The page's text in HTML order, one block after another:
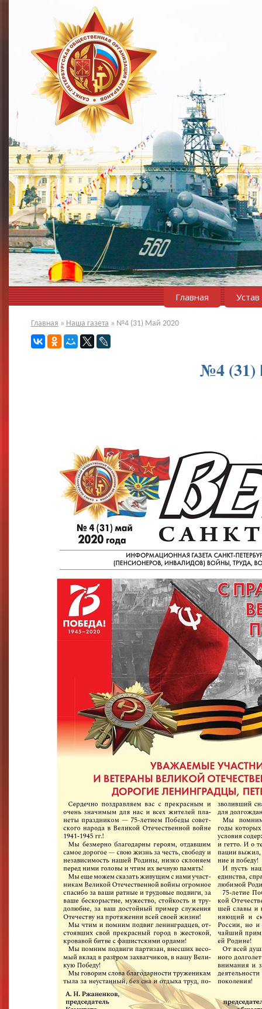
Главная Устав
Главная » Наша газета » №4 (31) Май 2020
№4 (31)